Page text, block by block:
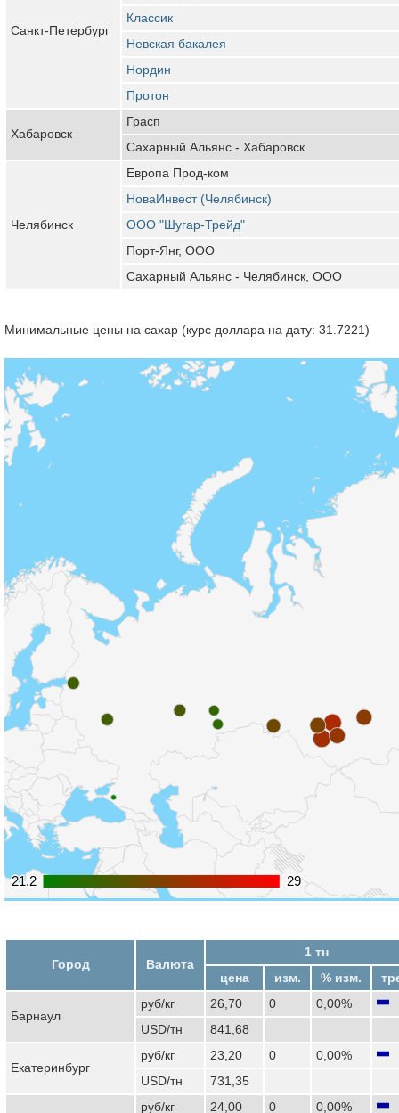
Санкт-Петербург
Классик
Невская бакалея
Нордин
Протон
Хабаровск
Грасп
Сахарный Альянс - Хабаровск
Челябинск
Европа Прод-ком
НоваИнвест (Челябинск)
ООО "Шугар-Трейд"
Порт-Янг, ООО
Сахарный Альянс - Челябинск, ООО
Минимальные цены на сахар (курс доллара на дату: 31.7221)
21.2
21.2 29
29
Город Валюта
1 тн
цена
изм. % изм.
Барнаул
руб/кг 26,70 0
0,00%
USD/тн
841,68
Екатеринбург
руб/кг 23,20 0
0,00%
USD/тн
731,35
руб/кг 24,00 0 0,00%